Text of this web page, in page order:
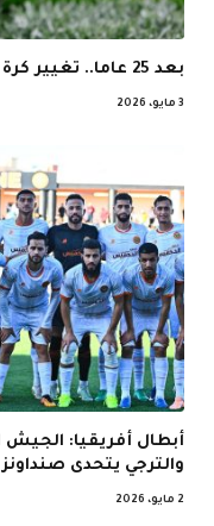
بعد 25 عاما.. تغيير كرة مباريات دوري أبطال أوروبا
3 مايو، 2026
أبطال أفريقيا:
والترجي يتحدى صنداونز
2 مايو، 2026